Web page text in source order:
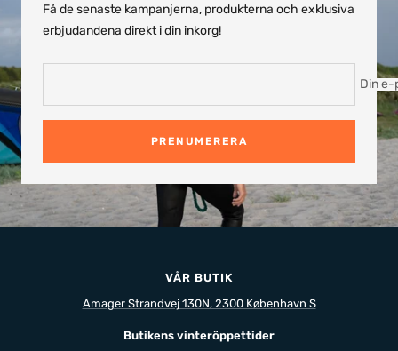
Få de senaste kampanjerna, produkterna och exklusiva
erbjudandena direkt i din inkorg!
Din e-
PRENUMERERA
VÅR BUTIK
Amager Strandvej 130N, 2300 København S
Butikens vinteröppettider